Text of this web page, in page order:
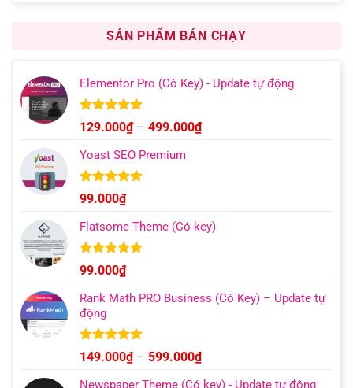
1.000.000₫.
là:
599.000₫.
SẢN PHẨM BÁN CHẠY
Elementor Pro (Có Key) - Update tự động
Được xếp
hạng4.93
5 sao
129.000₫ – 499.000₫Khoảng
Yoast SEO Premium
Được xếp
hạng 4.96
5 sao
99.000₫
Flatsome Theme (Có key)
Được xếp
hạng 4.95
5 sao
99.000₫
Rank Math PRO Business (Có Key) – Update tự
động
Được xếp
hạng 5.00
5 sao
149.000₫ – 599.000₫Khoảng
Newspaper Theme (Có key) - Update tự động